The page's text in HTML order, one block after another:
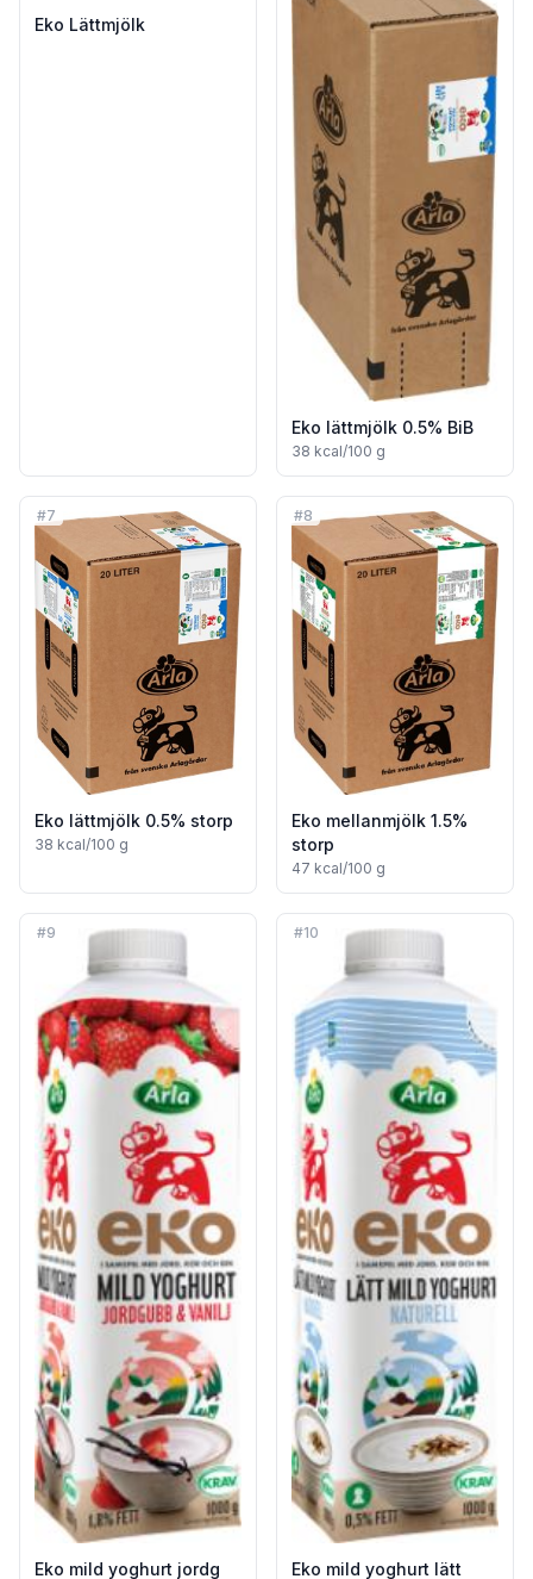
Eko Lättmjölk
Eko lättmjölk 0.5% BiB
38 kcal/100 g
#7
Eko lättmjölk 0.5% storp
38 kcal/100 g
#8
Eko mellanmjölk 1.5%
storp
47 kcal/100 g
#9
Eko mild yoghurt jordg
#10
Eko mild yoghurt lätt